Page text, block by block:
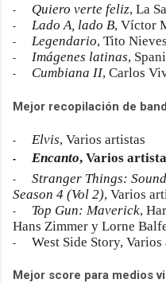
- Quiero verte feliz, La
- Lado A, lado B, Víctor
- Legendario, Tito Nieves
- Imágenes latinas,
- Cumbiana II, Carlos
Mejor recopilación de
- Elvis, Varios artistas
- Encanto, Varios
-
Stranger Things:
Season 4 (Vol 2), Varios
- Top Gun: Maverick,
Hans Zimmer y Lorne
- West Side Story, Varios
Mejor score para medios